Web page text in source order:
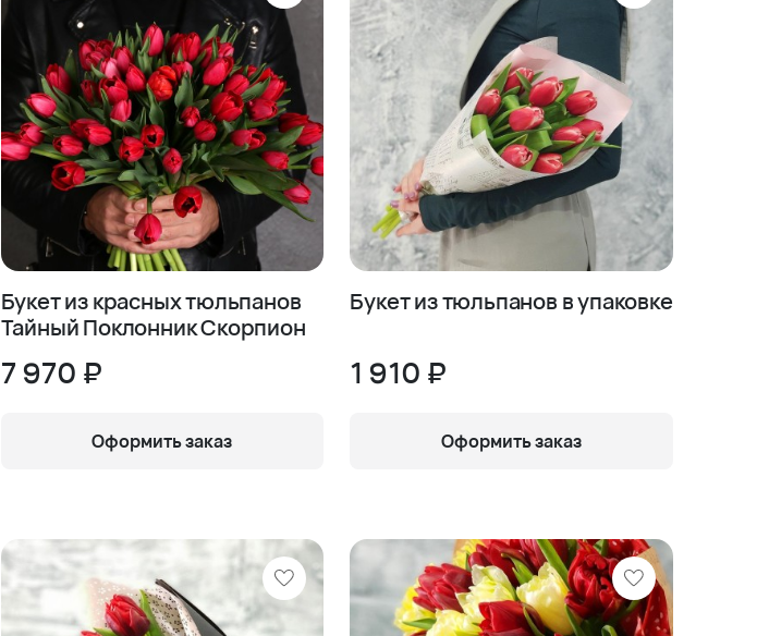
Букет из красных тюльпанов
Тайный Поклонник Скорпион
7 970 ₽
Оформить заказ
Букет из тюльпанов в упаковке
1 910 ₽
Оформить заказ